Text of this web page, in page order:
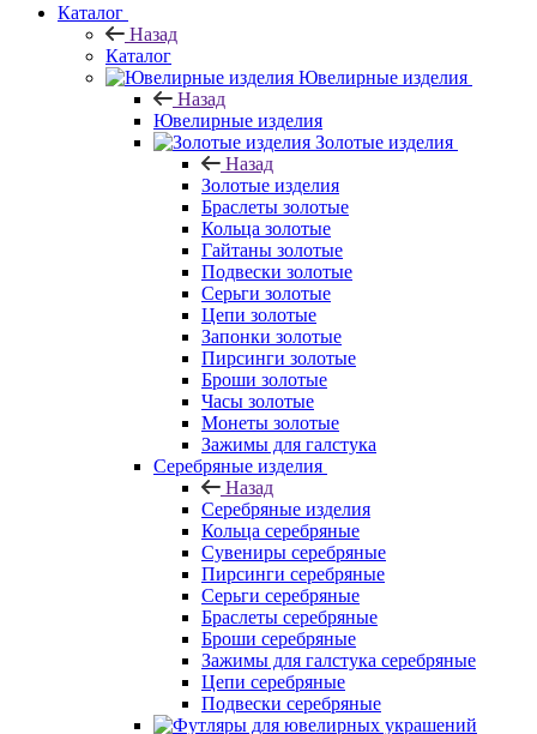
Каталог
Назад
Каталог
Ювелирные изделия
Назад
Ювелирные изделия
Золотые изделия
Назад
Золотые изделия
Браслеты золотые
Кольца золотые
Гайтаны золотые
Подвески золотые
Серьги золотые
Цепи золотые
Запонки золотые
Пирсинги золотые
Броши золотые
Часы золотые
Монеты золотые
Зажимы для галстука
Серебряные изделия
Назад
Серебряные изделия
Кольца серебряные
Сувениры серебряные
Пирсинги серебряные
Серьги серебряные
Браслеты серебряные
Броши серебряные
Зажимы для галстука серебряные
Цепи серебряные
Подвески серебряные